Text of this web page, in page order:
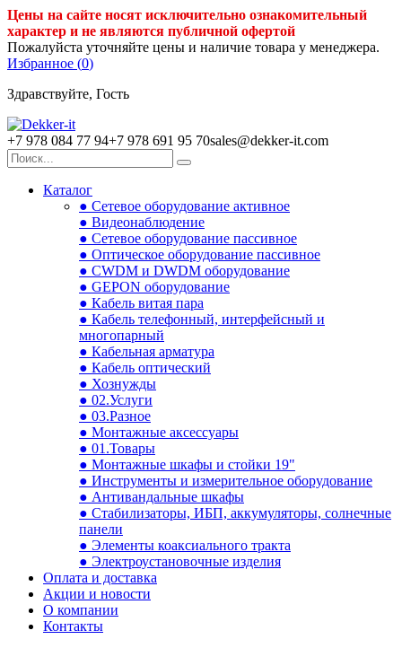
Цены на сайте носят исключительно ознакомительный
характер и не являются публичной офертой
Пожалуйста уточняйте цены и наличие товара у менеджера.
Избранное (0)
Здравствуйте, Гость
+7 978 084 77 94+7 978 691 95 70sales@dekker-it.com
Каталог
● Сетевое оборудование активное
● Видеонаблюдение
● Сетевое оборудование пассивное
● Оптическое оборудование пассивное
● CWDM и DWDM оборудование
● GEPON оборудование
● Кабель витая пара
● Кабель телефонный, интерфейсный и
многопарный
● Кабельная арматура
● Кабель оптический
● Хознужды
● 02.Услуги
● 03.Разное
● Монтажные аксессуары
● 01.Товары
● Монтажные шкафы и стойки 19"
● Инструменты и измерительное оборудование
● Антивандальные шкафы
● Стабилизаторы, ИБП, аккумуляторы, солнечные
панели
● Элементы коаксиального тракта
● Электроустановочные изделия
Оплата и доставка
Акции и новости
О компании
Контакты